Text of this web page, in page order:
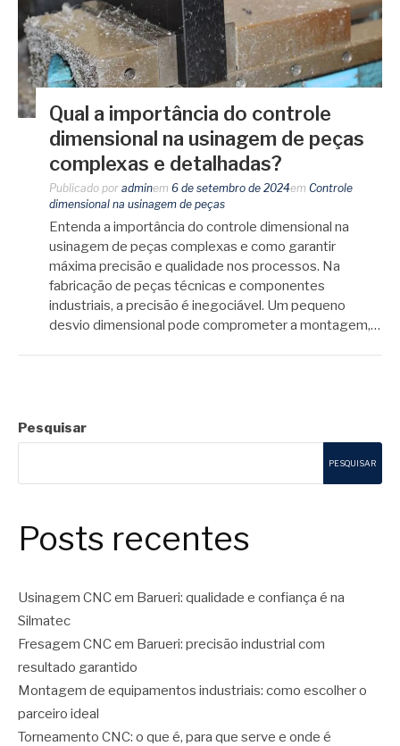
Qual a importância do controle
dimensional na usinagem de peças
complexas e detalhadas?
Publicado por adminem 6 de setembro de 2024em Controle
dimensional na usinagem de peças
Entenda a importância do controle dimensional na
usinagem de peças complexas e como garantir
máxima precisão e qualidade nos processos. Na
fabricação de peças técnicas e componentes
industriais, a precisão é inegociável. Um pequeno
desvio dimensional pode comprometer a montagem,…
Pesquisar
PESQUISAR
Posts recentes
Usinagem CNC em Barueri: qualidade e confiança é na
Silmatec
Fresagem CNC em Barueri: precisão industrial com
resultado garantido
Montagem de equipamentos industriais: como escolher o
parceiro ideal
Torneamento CNC: o que é, para que serve e onde é